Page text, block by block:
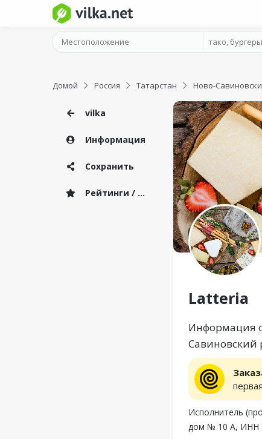
Домой Россия Татарстан Ново-
vilka
Информация
Сохранить
Рейтинги / Отзывы
Latteria
Информация
Савиновский
Исполнитель
дом № 10 А, ИНН